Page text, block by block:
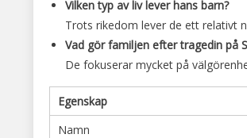
Vilken typ av liv lever hans barn?
Trots rikedom lever de ett relativt
Vad gör familjen efter tragedin på
De fokuserar mycket på
Egenskap
Namn